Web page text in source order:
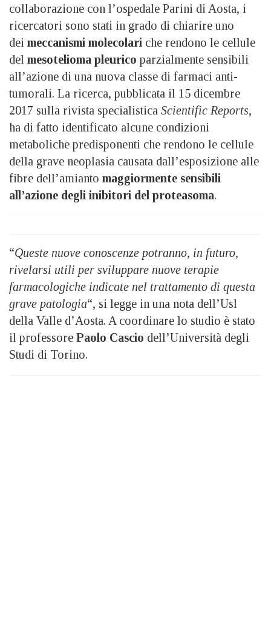
collaborazione con l’ospedale Parini di Aosta, i
ricercatori sono stati in grado di chiarire uno
dei meccanismi molecolari che rendono le cellule
del mesotelioma pleurico parzialmente sensibili
all’azione di una nuova classe di farmaci anti-
tumorali. La ricerca, pubblicata il 15 dicembre
2017 sulla rivista specialistica Scientific Reports,
ha di fatto identificato alcune condizioni
metaboliche predisponenti che rendono le cellule
della grave neoplasia causata dall’esposizione alle
fibre dell’amianto maggiormente sensibili
all’azione degli inibitori del proteasoma.
“Queste nuove conoscenze potranno, in futuro,
rivelarsi utili per sviluppare nuove terapie
farmacologiche indicate nel trattamento di questa
grave patologia“, si legge in una nota dell’Usl
della Valle d’Aosta. A coordinare lo studio è stato
il professore Paolo Cascio dell’Università degli
Studi di Torino.